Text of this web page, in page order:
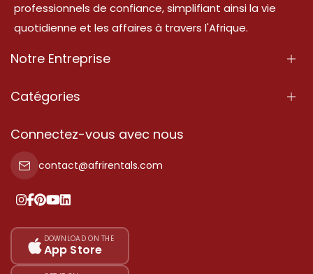
professionnels de confiance, simplifiant ainsi la vie
quotidienne et les affaires à travers l'Afrique.
Notre Entreprise
À Propos
Conditions d'Utilisation
Politique de Confidentialité
Nos tarifs
Plan du site
Catégories
Propriété
Propriété à vendre
Propriété à louer
Ajoutez votre témoignage
Connectez-vous avec nous
contact@afrirentals.com
DOWNLOAD ON THE
App Store